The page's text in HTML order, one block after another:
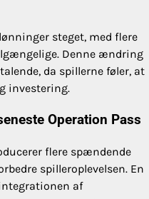
steget, med flere
Denne ændring
da spillerne føler, at
investering.
Operation Pass
flere spændende
spilleroplevelsen. En
af